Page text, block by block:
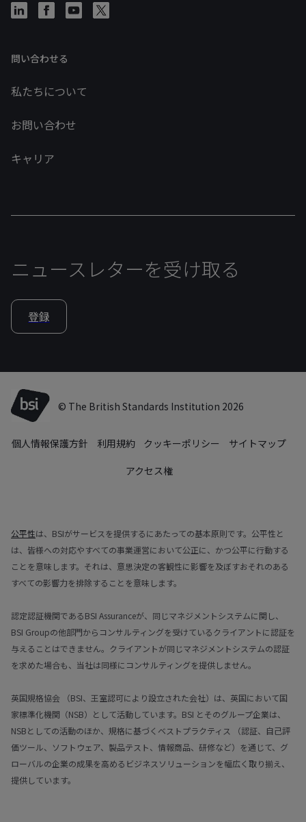
問い合わせる
私たちについて
お問い合わせ
キャリア
ニュースレターを受け取る
登録
© The British Standards Institution 2026
個人情報保護方針 利用規約 クッキーポリシー
サイトマップ
アクセス権
公平性は、BSIがサービスを提供するにあたっての基本原則です。公平性と
は、皆様への対応やすべての事業運営において公正に、かつ公平に行動する
ことを意味します。それは、意思決定の客観性に影響を及ぼすおそれのある
すべての影響力を排除することを意味します。
認定認証機関であるBSI Assuranceが、同じマネジメントシステムに関し、
BSI Groupの他部門からコンサルティングを受けているクライアントに認証を
与えることはできません。クライアントが同じマネジメントシステムの認証
を求めた場合も、当社は同様にコンサルティングを提供しません。
英国規格協会 （BSI、王室認可により設立された会社）は、英国において国
家標準化機関（NSB）として活動しています。BSI とそのグループ企業は、
NSBとしての活動のほか、規格に基づくベストプラクティス （認証、自己評
価ツール、ソフトウェア、製品テスト、情報商品、研修など）を通じて、グ
ローバルの企業の成果を高めるビジネスソリューションを幅広く取り揃え、
提供しています。